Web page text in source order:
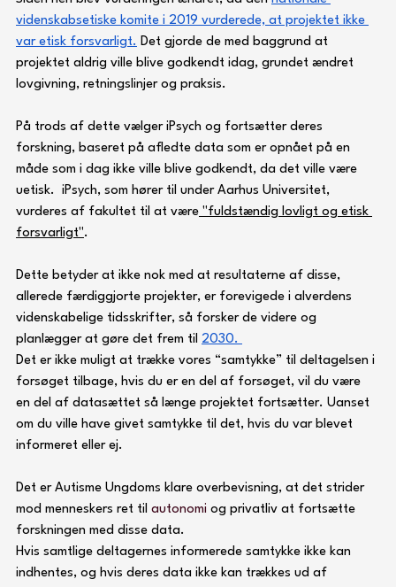
videnskabsetiske komite i 2019 vurderede, at projektet ikke
var etisk forsvarligt. Det gjorde de med baggrund at
projektet aldrig ville blive godkendt idag, grundet ændret
lovgivning, retningslinjer og praksis.
På trods af dette vælger iPsych og fortsætter deres
forskning, baseret på afledte data som er opnået på en
måde som i dag ikke ville blive godkendt, da det ville være
uetisk.  iPsych, som hører til under Aarhus Universitet,
vurderes af fakultet til at være "fuldstændig lovligt og etisk
forsvarligt".
Dette betyder at ikke nok med at resultaterne af disse,
allerede færdiggjorte projekter, er forevigede i alverdens
videnskabelige tidsskrifter, så forsker de videre og
planlægger at gøre det frem til 2030.
Det er ikke muligt at trække vores “samtykke” til deltagelsen i
forsøget tilbage, hvis du er en del af forsøget, vil du være
en del af datasættet så længe projektet fortsætter. Uanset
om du ville have givet samtykke til det, hvis du var blevet
informeret eller ej.
Det er Autisme Ungdoms klare overbevisning, at det strider
mod menneskers ret til autonomi og privatliv at fortsætte
forskningen med disse data.
Hvis samtlige deltagernes informerede samtykke ikke kan
indhentes, og hvis deres data ikke kan trækkes ud af